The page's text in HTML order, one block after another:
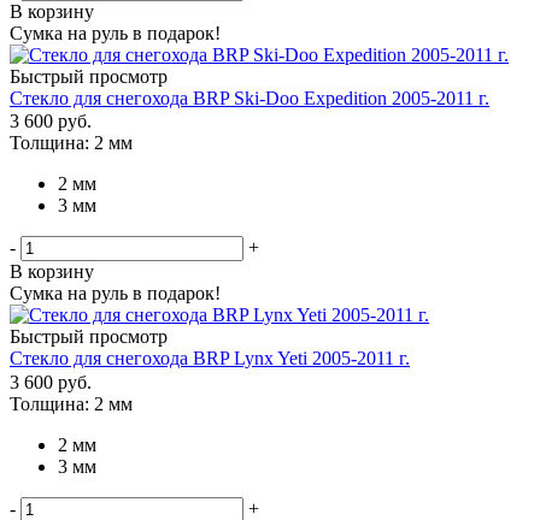
В корзину
Сумка на руль в подарок!
Быстрый просмотр
Стекло для снегохода BRP Ski-Doo Expedition 2005-2011 г.
3 600 руб.
Толщина: 2 мм
2 мм
3 мм
-
+
В корзину
Сумка на руль в подарок!
Быстрый просмотр
Стекло для снегохода BRP Lynx Yeti 2005-2011 г.
3 600 руб.
Толщина: 2 мм
2 мм
3 мм
-
+